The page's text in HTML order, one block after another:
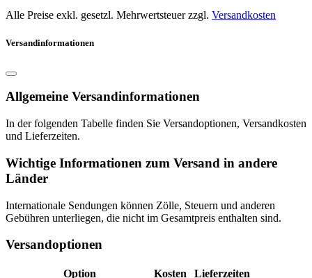
Alle Preise exkl. gesetzl. Mehrwertsteuer zzgl. Versandkosten
Versandinformationen
Allgemeine Versandinformationen
In der folgenden Tabelle finden Sie Versandoptionen, Versandkosten
und Lieferzeiten.
Wichtige Informationen zum Versand in andere
Länder
Internationale Sendungen können Zölle, Steuern und anderen
Gebühren unterliegen, die nicht im Gesamtpreis enthalten sind.
Versandoptionen
Option Kosten
Lieferzeiten